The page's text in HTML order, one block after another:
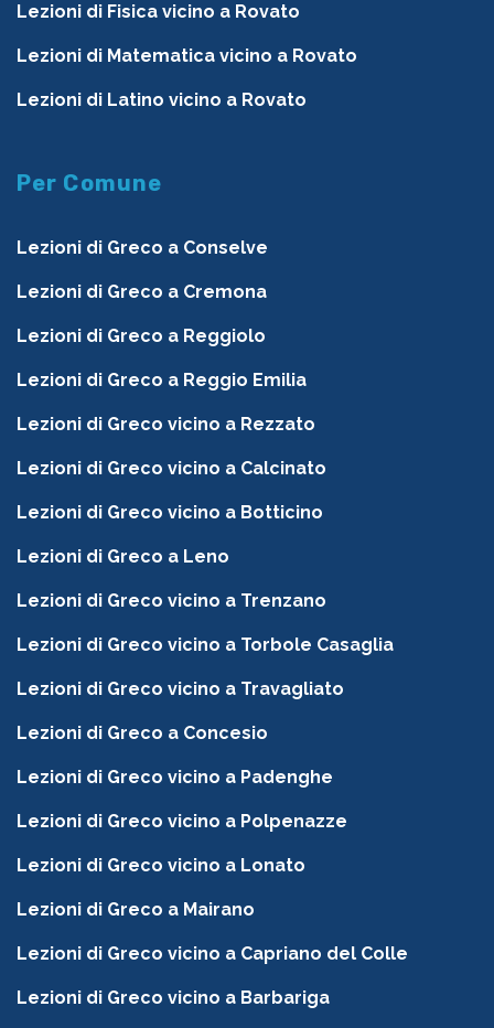
Lezioni di Fisica vicino a Rovato
Lezioni di Matematica vicino a Rovato
Lezioni di Latino vicino a Rovato
Per Comune
Lezioni di Greco a Conselve
Lezioni di Greco a Cremona
Lezioni di Greco a Reggiolo
Lezioni di Greco a Reggio Emilia
Lezioni di Greco vicino a Rezzato
Lezioni di Greco vicino a Calcinato
Lezioni di Greco vicino a Botticino
Lezioni di Greco a Leno
Lezioni di Greco vicino a Trenzano
Lezioni di Greco vicino a Torbole Casaglia
Lezioni di Greco vicino a Travagliato
Lezioni di Greco a Concesio
Lezioni di Greco vicino a Padenghe
Lezioni di Greco vicino a Polpenazze
Lezioni di Greco vicino a Lonato
Lezioni di Greco a Mairano
Lezioni di Greco vicino a Capriano del Colle
Lezioni di Greco vicino a Barbariga